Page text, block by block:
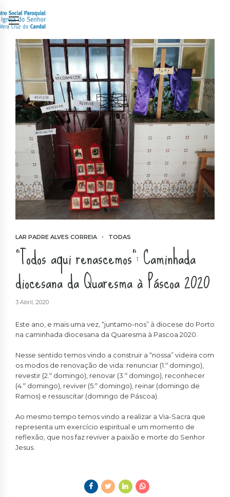
LAR PADRE ALVES CORREIA TODAS
“Todos aqui renascemos”: Caminhada
diocesana da Quaresma à Páscoa 2020
3 Abril, 2020
Este ano, e mais uma vez, “juntamo-nos” à diocese do Porto
na caminhada diocesana da Quaresma à Pascoa 2020.
Nesse sentido temos vindo a construir a “nossa” videira com
os modos de renovação de vida: renunciar (1.º domingo),
revestir (2.º domingo), renovar (3.º domingo), reconhecer
(4.º domingo), reviver (5.º domingo), reinar (domingo de
Ramos) e ressuscitar (domingo de Páscoa).
Ao mesmo tempo temos vindo a realizar a Via-Sacra que
representa um exercício espiritual e um momento de
reflexão, que nos faz reviver a paixão e morte do Senhor
Jesus.